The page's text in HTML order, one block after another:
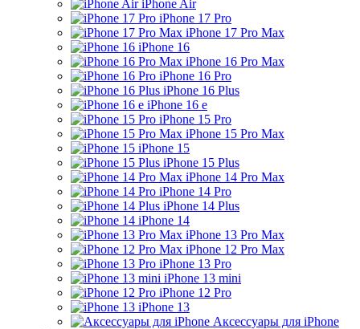
iPhone Air
iPhone 17 Pro
iPhone 17 Pro Max
iPhone 16
iPhone 16 Pro Max
iPhone 16 Pro
iPhone 16 Plus
iPhone 16 e
iPhone 15 Pro
iPhone 15 Pro Max
iPhone 15
iPhone 15 Plus
iPhone 14 Pro Max
iPhone 14 Pro
iPhone 14 Plus
iPhone 14
iPhone 13 Pro Max
iPhone 12 Pro Max
iPhone 13 Pro
iPhone 13 mini
iPhone 12 Pro
iPhone 13
Аксессуары для iPhone